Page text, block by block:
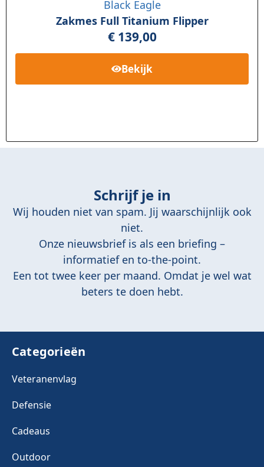
Zakmes Full Titanium Flipper
€139,00
Bekijk
Schrijf je in
Wij houden niet van spam. Jij waarschijnlijk ook
niet.
Onze nieuwsbrief is als een briefing –
informatief en to-the-point.
Een tot twee keer per maand. Omdat je wel wat
beters te doen hebt.
Categorieën
Veteranenvlag
Defensie
Cadeaus
Outdoor